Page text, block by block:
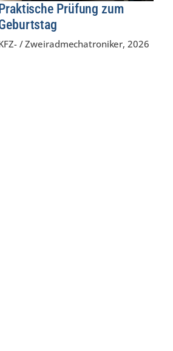
Prüfung zum
/ Zweiradmechatroniker,2026